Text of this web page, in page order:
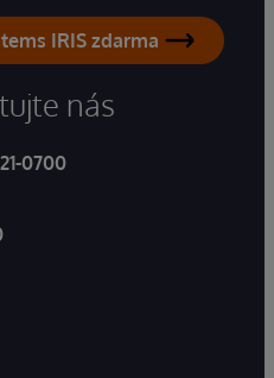
IRIS zdarma
nás
0700